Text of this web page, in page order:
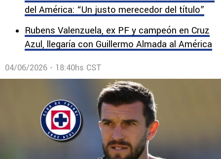
del América: “Un justo merecedor del título”
Rubens Valenzuela, ex PF y campeón en Cruz
Azul, llegaría con Guillermo Almada al América
04/06/2026 - 18:40hs CST